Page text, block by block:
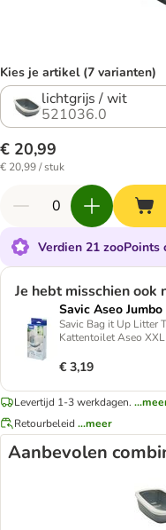
Kies je artikel (7 varianten)
lichtgrijs / wit
521036.0
€ 20,99
€ 20,99 / stuk
Verdien 21 zooPoints
Je hebt misschien ook
Savic Aseo
Savic Bag it Up Litter
Kattentoilet Aseo XXL
€ 3,19
Levertijd 1-3 werkdagen.
Retourbeleid ...meer
Aanbevolen